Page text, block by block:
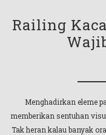
Railing
Menghadirkan eleme
memberikan sentuhan
Tak heran kalau banyak